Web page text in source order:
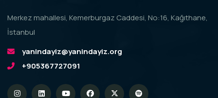
Merkez mahallesi, Kemerburgaz Caddesi, No:16, Kağıthane,
İstanbul
yanindayiz@yanindayiz.org
+905367727091